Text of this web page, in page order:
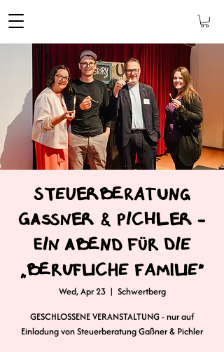
Steuerberatung
Gaßner & Pichler -
ein Abend für die
„berufliche Familie“
Wed, Apr 23
  |
Schwertberg
GESCHLOSSENE VERANSTALTUNG - nur auf